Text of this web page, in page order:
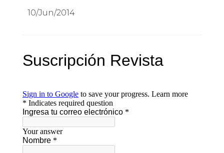
10/Jun/2014